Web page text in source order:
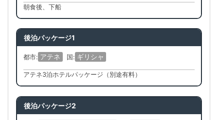
朝食後、下船
後泊パッケージ1
都市: アテネ 国: ギリシャ
アテネ3泊ホテルパッケージ（別途有料）
後泊パッケージ2